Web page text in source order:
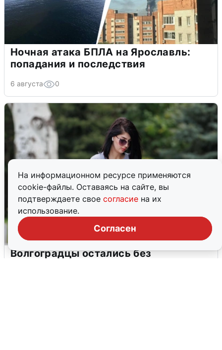
На информационном ресурсе применяются
cookie-файлы. Оставаясь на сайте, вы
подтверждаете свое согласие на их
использование.
Согласен
Ночная атака БПЛА на Ярославль:
попадания и последствия
6 августа 0
Волгоградцы остались без